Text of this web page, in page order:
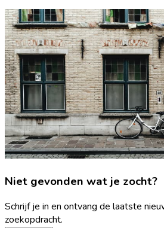
Niet gevonden wat je zocht?
Schrijf je in en ontvang de laatste
zoekopdracht.